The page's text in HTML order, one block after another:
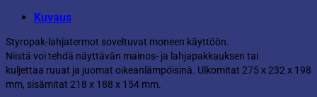
Kuvaus
Styropak-lahjatermot soveltuvat moneen käyttöön.
Niistä voi tehdä näyttävän mainos- ja lahjapakkauksen tai
kuljettaa ruuat ja juomat oikeanlämpöisinä. Ulkomitat 275 x 232 x 198
mm, sisämitat 218 x 188 x 154 mm.